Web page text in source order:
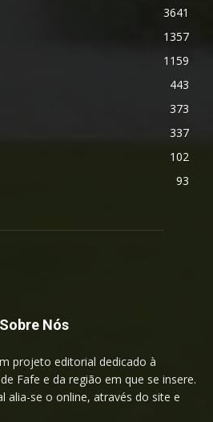
3641
1357
1159
443
373
337
102
93
Sobre Nós
projeto editorial dedicado à
Fafe e da região em que se insere.
alia-se o online, através do site e